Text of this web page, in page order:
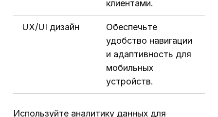
клиентами.
UX/UI дизайн
Обеспечьте
удобство навигации
и адаптивность для
мобильных
устройств.
Используйте аналитику данных для